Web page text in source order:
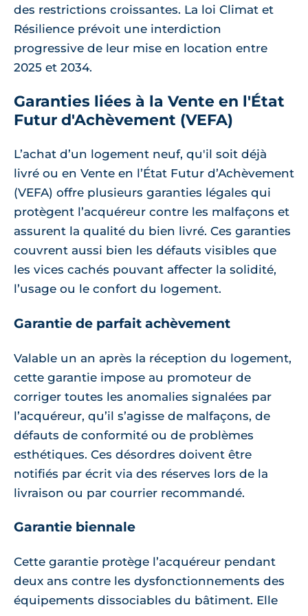
des restrictions croissantes. La loi Climat et
Résilience prévoit une interdiction
progressive de leur mise en location entre
2025 et 2034.
Garanties liées à la Vente en l'État
Futur d'Achèvement (VEFA)
L’achat d’un logement neuf, qu'il soit déjà
livré ou en Vente en l’État Futur d’Achèvement
(VEFA) offre plusieurs garanties légales qui
protègent l’acquéreur contre les malfaçons et
assurent la qualité du bien livré. Ces garanties
couvrent aussi bien les défauts visibles que
les vices cachés pouvant affecter la solidité,
l’usage ou le confort du logement.
Garantie de parfait achèvement
Valable un an après la réception du logement,
cette garantie impose au promoteur de
corriger toutes les anomalies signalées par
l’acquéreur, qu’il s’agisse de malfaçons, de
défauts de conformité ou de problèmes
esthétiques. Ces désordres doivent être
notifiés par écrit via des réserves lors de la
livraison ou par courrier recommandé.
Garantie biennale
Cette garantie protège l’acquéreur pendant
deux ans contre les dysfonctionnements des
équipements dissociables du bâtiment. Elle